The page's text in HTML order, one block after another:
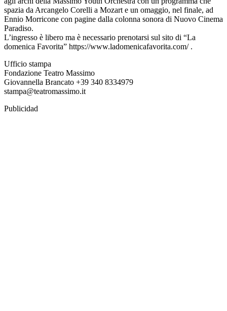
spazia da Arcangelo Corelli a Mozart e un omaggio, nel finale, ad
Ennio Morricone con pagine dalla colonna sonora di Nuovo Cinema
Paradiso.
L’ingresso è libero ma è necessario prenotarsi sul sito di “La
domenica Favorita” https://www.ladomenicafavorita.com/ .
Ufficio stampa
Fondazione Teatro Massimo
Giovannella Brancato +39 340 8334979
stampa@teatromassimo.it
Publicidad